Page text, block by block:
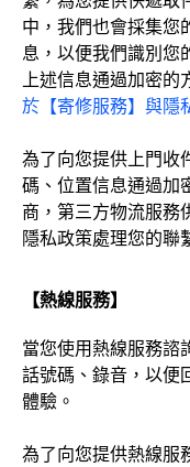
中，我們也會採集您
息，以便我們識別您
上述信息通過加密的
於【寄修服務】與隱
為了向您提供上門收
碼、位置信息通過加
商，第三方物流服務
隱私政策處理您的聯
【熱線服務】
當您使用熱線服務諮
話號碼、錄音，以便
體驗。
為了向您提供熱線服